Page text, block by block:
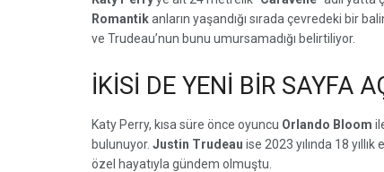
Romantikanların yaşandığı sırada çevredeki bir
ve Trudeau’nun bunu umursamadığı belirtiliyor.
İKİSİ DE YENİ BİR SAYFA
Katy Perry, kısa süre önce oyuncu Orlando Bloom
bulunuyor. Justin Trudeau ise 2023 yılında 18 yıllık
özel hayatıyla gündem olmuştu.